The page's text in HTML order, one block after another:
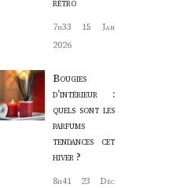
7h33
15 Jan
2026
Bougies
d’intérieur :
quels sont les
parfums
tendances cet
hiver ?
8h41
23 Déc